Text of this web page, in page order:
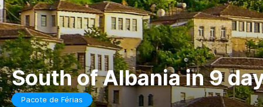
South of Albania in 9
Pacote de Férias